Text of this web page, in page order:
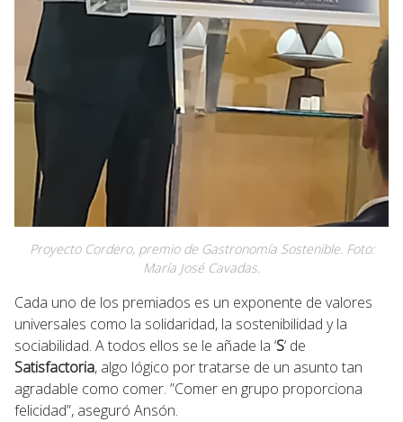
Proyecto Cordero, premio de Gastronomía Sostenible. Foto:
María José Cavadas.
Cada uno de los premiados es un exponente de valores
universales como la solidaridad, la sostenibilidad y la
sociabilidad. A todos ellos se le añade la ‘S‘ de
Satisfactoria, algo lógico por tratarse de un asunto tan
agradable como comer. ”Comer en grupo proporciona
felicidad”, aseguró Ansón.